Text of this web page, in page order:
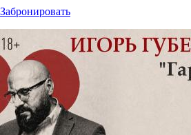
Забронировать